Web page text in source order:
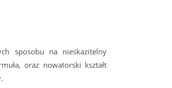
sposobu na nieskazitelny
oraz nowatorski kształt